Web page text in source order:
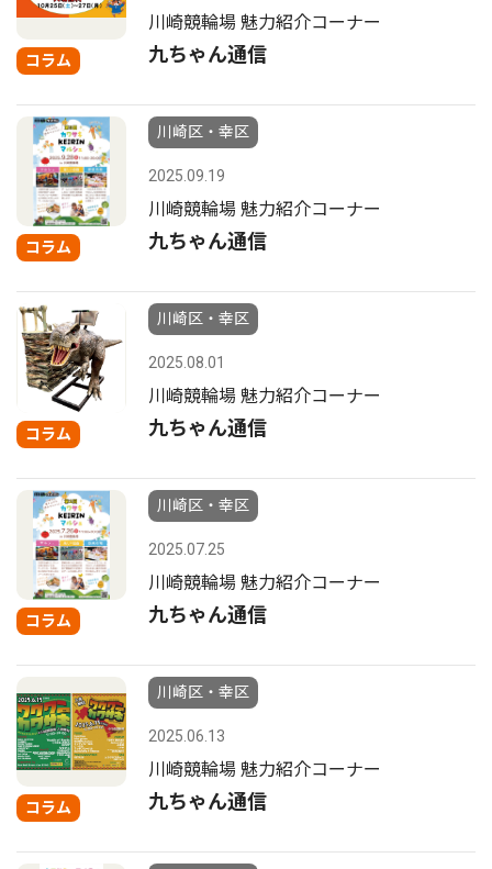
コラム
川崎競輪場 魅力紹介コーナー
九ちゃん通信
コラム
川崎区・幸区
2025.09.19
川崎競輪場 魅力紹介コーナー
九ちゃん通信
コラム
川崎区・幸区
2025.08.01
川崎競輪場 魅力紹介コーナー
九ちゃん通信
コラム
川崎区・幸区
2025.07.25
川崎競輪場 魅力紹介コーナー
九ちゃん通信
コラム
川崎区・幸区
2025.06.13
川崎競輪場 魅力紹介コーナー
九ちゃん通信